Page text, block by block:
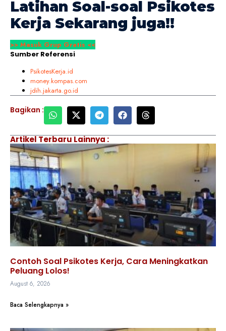
Latihan Soal-soal Psikotes
Kerja Sekarang juga!!
>> Masuk Grup Gratis <<
Sumber Referensi
PsikotesKerja.id
money.kompas.com
jdih.jakarta.go.id
Bagikan :
Artikel Terbaru Lainnya :
Contoh Soal Psikotes Kerja, Cara Meningkatkan
Peluang Lolos!
August 6, 2026
Baca Selengkapnya »